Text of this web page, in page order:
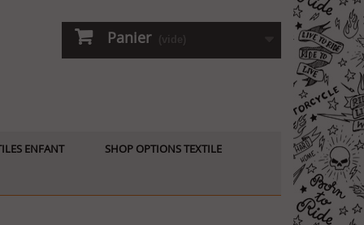
Panier (vide)
ENFANT SHOP OPTIONS TEXTILE